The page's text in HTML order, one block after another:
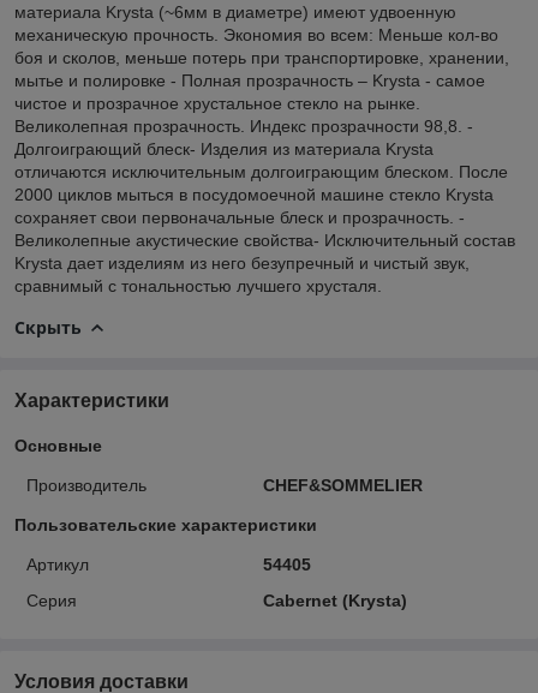
материала Krysta (~6мм в диаметре) имеют удвоенную
механическую прочность. Экономия во всем: Меньше кол-во
боя и сколов, меньше потерь при транспортировке, хранении,
мытье и полировке - Полная прозрачность – Krysta - самое
чистое и прозрачное хрустальное стекло на рынке.
Великолепная прозрачность. Индекс прозрачности 98,8. -
Долгоиграющий блеск- Изделия из материала Krysta
отличаются исключительным долгоиграющим блеском. После
2000 циклов мыться в посудомоечной машине стекло Krysta
сохраняет свои первоначальные блеск и прозрачность. -
Великолепные акустические свойства- Исключительный состав
Krysta дает изделиям из него безупречный и чистый звук,
сравнимый с тональностью лучшего хрусталя.
Скрыть
Характеристики
Основные
Производитель CHEF&SOMMELIER
Пользовательские характеристики
Артикул
54405
Серия
Cabernet (Krysta)
Условия доставки